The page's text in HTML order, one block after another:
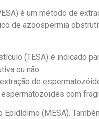
é um método de
de azoospermia
(TESA) é indicado
ou não.
de
com
(MESA).